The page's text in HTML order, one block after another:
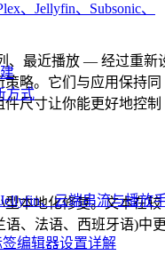
、Jellyfin、Subsonic、
方式
、云端串流与播放
签编辑器设置详解
、最近播放 — 经过重新
略。它们与应用保持同
尺寸让你能更好地控制
本地化修复。文本在较
语、法语、西班牙语)中